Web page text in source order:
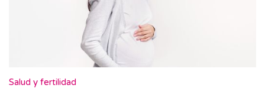
Salud y fertilidad